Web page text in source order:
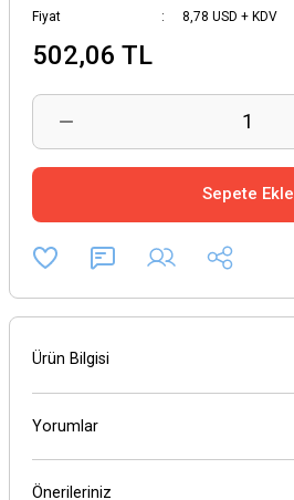
Fiyat
8,78 USD + KDV
502,06 TL
Sepete Ekle
Ürün Bilgisi
Yorumlar
Önerileriniz